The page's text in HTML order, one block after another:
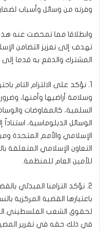
وفرته من وسائل وأسباب
وانطلاقا مما تمخضت عنه
تهدف إلى تعزيز التضامن
المشترك والدفع به قدما
1. نؤكد على الالتزام التام
وسلامة أراضيها وأمنها،
السلمية، كالمفاوضات
الوسائل الدبلوماسية،
الإسلامي والأمم المتحدة
التعاون الإسلامي المتعلقة
للأمين العام للمنظمة.
2. نؤكد التزامنا المبدئي
باعتبارها القضية المركزية
لحقوق الشعب الفلسطيني
في ذلك حقه في تقرير